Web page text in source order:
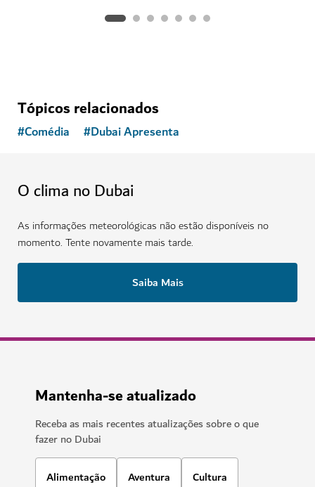
Tópicos relacionados
#Comédia #Dubai Apresenta
O clima no Dubai
As informações meteorológicas não estão disponíveis no
momento. Tente novamente mais tarde.
Saiba Mais
Mantenha-se atualizado
Receba as mais recentes atualizações sobre o que
fazer no Dubai
Alimentação Aventura Cultura